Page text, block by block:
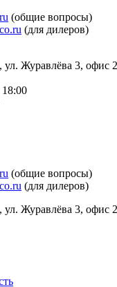
(общие вопросы)
(для дилеров)
ул. Журавлёва 3, офис
(общие вопросы)
(для дилеров)
ул. Журавлёва 3, офис